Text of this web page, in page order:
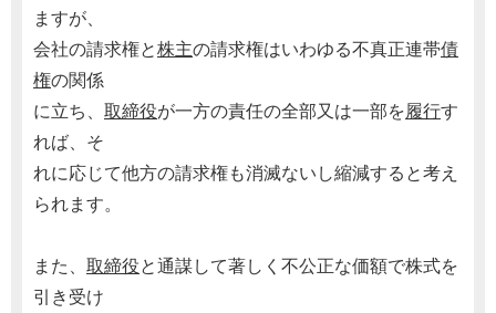
ますが、
会社の請求権と株主の請求権はいわゆる不真正連帯債
権の関係
に立ち、 取締役が一方の責任の全部又は一部を履行す
れば、そ
れに応じて他方の請求権も消滅ないし縮減すると考え
られます。
また、 取締役と通謀して著しく不公正な価額で株式を
引き受け